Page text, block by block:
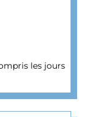
les jours